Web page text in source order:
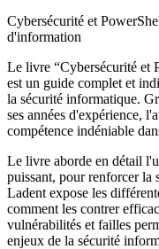
Cybersécurité et
d'information
Le livre “Cybersécurité et
est un guide complet et
la sécurité informatique.
ses années d'expérience,
compétence indéniable
Le livre aborde en détail
puissant, pour renforcer la
Ladent expose les
comment les contrer
vulnérabilités et failles
enjeux de la sécurité